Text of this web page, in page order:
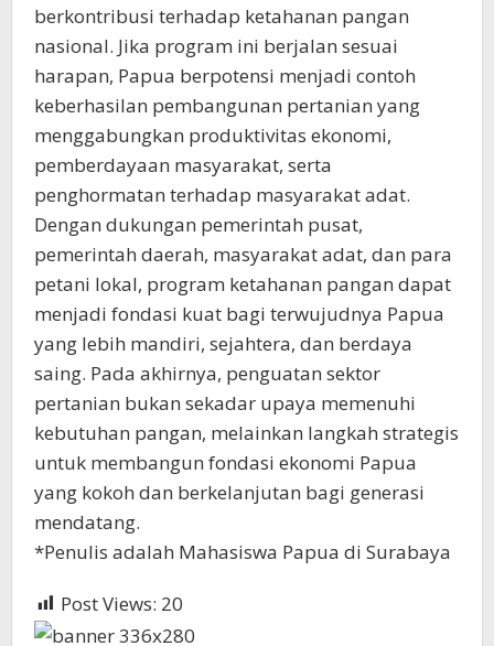
berkontribusi terhadap ketahanan pangan
nasional. Jika program ini berjalan sesuai
harapan, Papua berpotensi menjadi contoh
keberhasilan pembangunan pertanian yang
menggabungkan produktivitas ekonomi,
pemberdayaan masyarakat, serta
penghormatan terhadap masyarakat adat.
Dengan dukungan pemerintah pusat,
pemerintah daerah, masyarakat adat, dan para
petani lokal, program ketahanan pangan dapat
menjadi fondasi kuat bagi terwujudnya Papua
yang lebih mandiri, sejahtera, dan berdaya
saing. Pada akhirnya, penguatan sektor
pertanian bukan sekadar upaya memenuhi
kebutuhan pangan, melainkan langkah strategis
untuk membangun fondasi ekonomi Papua
yang kokoh dan berkelanjutan bagi generasi
mendatang.
*Penulis adalah Mahasiswa Papua di Surabaya
Post Views: 20